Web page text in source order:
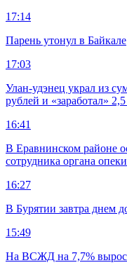
17:14
Парень утонул в Байкале
17:03
Улан-удэнец украл из
рублей и «заработал»
16:41
В Еравнинском районе
сотрудника органа опеки
16:27
В Бурятии завтра днем
15:49
На ВСЖД на 7,7%